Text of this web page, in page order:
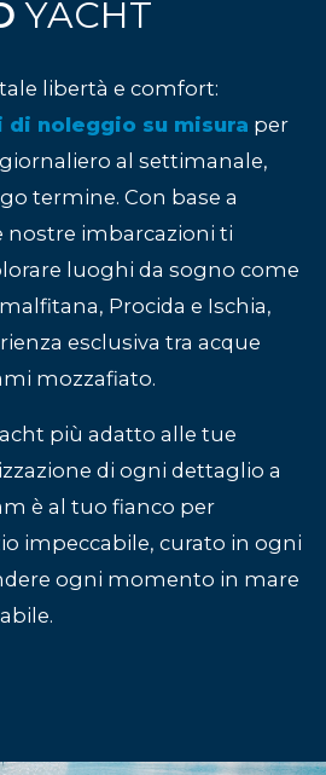
YACHT
libertà e comfort:
di noleggio su misura per
al settimanale,
termine. Con base a
nostre imbarcazioni ti
luoghi da sogno come
Procida e Ischia,
esclusiva tra acque
mozzafiato.
più adatto alle tue
di ogni dettaglio a
è al tuo fianco per
impeccabile, curato in ogni
ogni momento in mare